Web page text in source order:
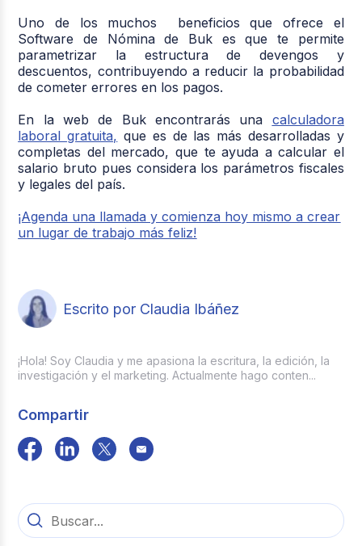
Uno de los muchos beneficios que ofrece el
Software de Nómina de Buk es que te permite
parametrizar la estructura de devengos y
descuentos, contribuyendo a reducir la probabilidad
de cometer errores en los pagos.
En la web de Buk encontrarás una calculadora
laboral gratuita, que es de las más desarrolladas y
completas del mercado, que te ayuda a calcular el
salario bruto pues considera los parámetros fiscales
y legales del país.
¡Agenda una llamada y comienza hoy mismo a crear
un lugar de trabajo más feliz!
Escrito por Claudia Ibáñez
¡Hola! Soy Claudia y me apasiona la escritura, la edición, la
investigación y el marketing. Actualmente hago conten...
Compartir